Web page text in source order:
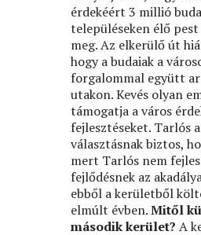
érdekéért 3 millió
településeken élő
meg. Az elkerülő út
hogy a budaiak a
forgalommal együtt
utakon. Kevés olyan
támogatja a város
fejlesztéseket. Tarlós
választásnak biztos,
mert Tarlós nem
fejlődésnek az
ebből a kerületből
elmúlt évben.Mitől
második kerület? A